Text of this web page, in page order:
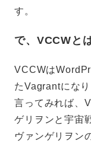
す。
で、VCCWと
VCCWは
たVagrantになり
言ってみれば、
ゲリヲンと宇宙
ヴァンゲリヲン